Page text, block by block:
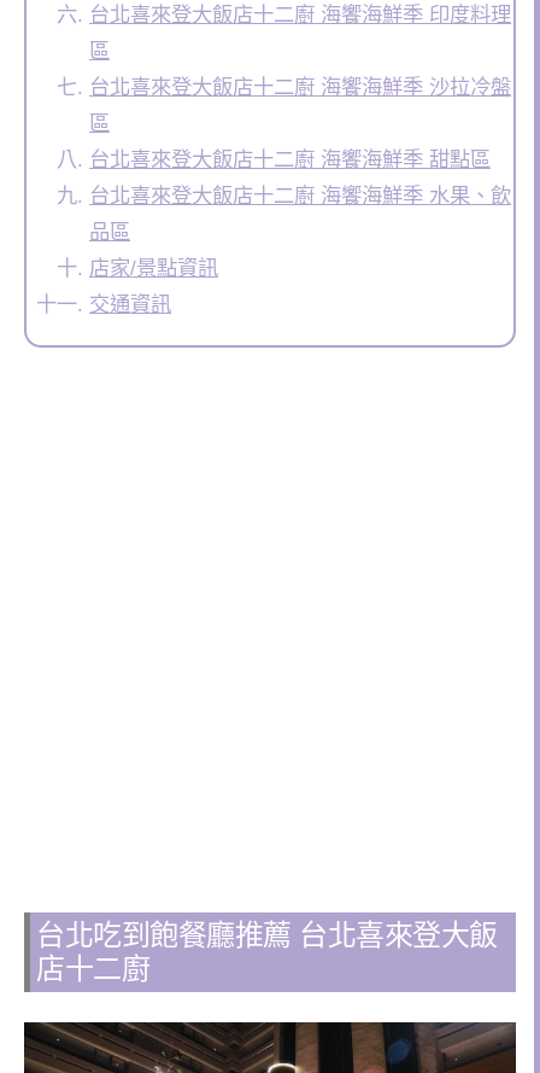
台北喜來登大飯店十二廚 海饗海鮮季 印度料理
區
台北喜來登大飯店十二廚 海饗海鮮季 沙拉冷盤
區
台北喜來登大飯店十二廚 海饗海鮮季 甜點區
台北喜來登大飯店十二廚 海饗海鮮季 水果、飲
品區
店家/景點資訊
交通資訊
台北吃到飽餐廳推薦 台北喜來登大飯
店十二廚